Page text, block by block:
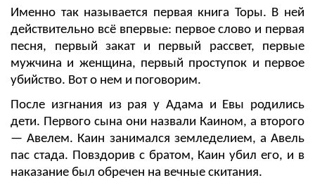
Именно так называется первая книга Торы. В ней
действительно всё впервые: первое слово и первая
песня, первый закат и первый рассвет, первые
мужчина и женщина, первый проступок и первое
убийство. Вот о нем и поговорим.
После изгнания из рая у Адама и Евы родились
дети. Первого сына они назвали Каином, а второго
— Авелем. Каин занимался земледелием, а Авель
пас стада. Повздорив с братом, Каин убил его, и в
наказание был обречен на вечные скитания.